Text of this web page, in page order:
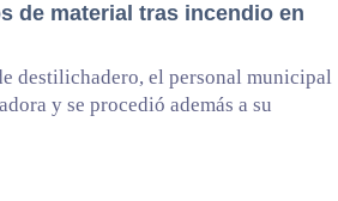
de material tras incendio en
destilichadero, el personal municipal
y se procedió además a su